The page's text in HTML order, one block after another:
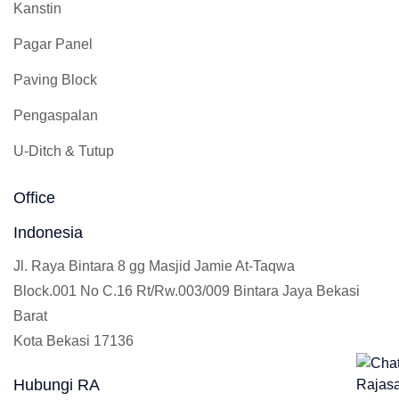
Kanstin
Pagar Panel
Paving Block
Pengaspalan
U-Ditch & Tutup
Office
Indonesia
Jl. Raya Bintara 8 gg Masjid Jamie At-Taqwa
Block.001 No C.16 Rt/Rw.003/009 Bintara Jaya Bekasi
Barat
Kota Bekasi 17136
Hubungi RA